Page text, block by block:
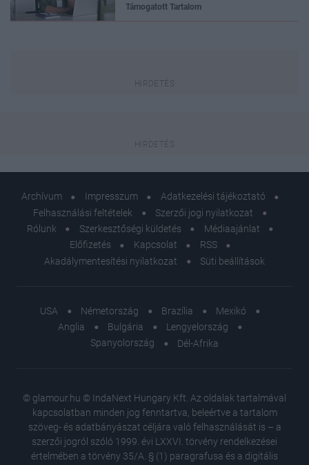
Támogatott Tartalom
Archívum Impresszum
Adatkezelési tájékoztató
Felhasználási feltételek
Szerzői jogi nyilatkozat
Rólunk
Szerkesztőségi küldetés
Médiaajánlat
Előfizetés
Kapcsolat
RSS
Akadálymentesítési nyilatkozat
Süti beállítások
USA Németország Brazília
Mexikó
Anglia
Bulgária
Lengyelország
Spanyolország
Dél-Afrika
© glamour.hu © IndaNext Hungary Kft. Az oldalak tartalmával
kapcsolatban minden jog fenntartva, beleértve a tartalom
szöveg- és adatbányászat céljára való felhasználását is – a
szerzői jogról szóló 1999. évi LXXVI. törvény rendelkezései
értelmében a törvény 35/A. § (1) paragrafusa és a digitális